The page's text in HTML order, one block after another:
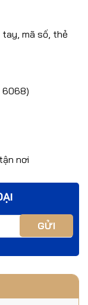
tay, mã số, thẻ
6068)
nơi